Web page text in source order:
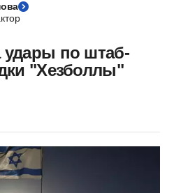
по штаб-
"Хезболлы"